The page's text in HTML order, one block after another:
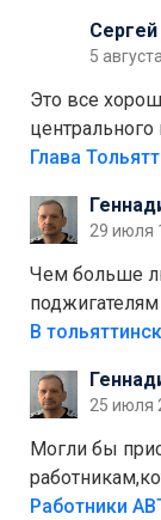
5
Это все
лежала в
украли.
29 июля
Чем больше
костры,тех
Штрафы
25 июля
Могли бы
на
Работники